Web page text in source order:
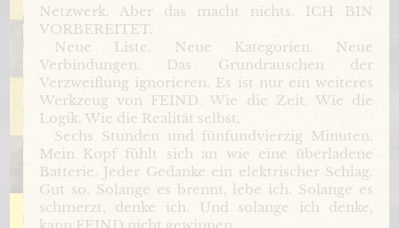
Netzwerk. Aber das macht nichts. ICH BIN
VORBEREITET.
Neue Liste. Neue Kategorien. Neue
Verbindungen. Das Grundrauschen der
Verzweiflung ignorieren. Es ist nur ein weiteres
Werkzeug von FEIND. Wie die Zeit. Wie die
Logik. Wie die Realität selbst.
Sechs Stunden und fünfundvierzig Minuten.
Mein Kopf fühlt sich an wie eine überladene
Batterie. Jeder Gedanke ein elektrischer Schlag.
Gut so. Solange es brennt, lebe ich. Solange es
schmerzt, denke ich. Und solange ich denke,